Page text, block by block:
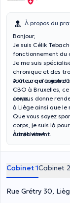
À propos du
Bonjour,
Je suis Célik
fonctionnement du
Je me suis
chronique et des
tout ce qui touche
A l’heure
CBO à Bruxelles,
corps.
Je vous donne
à Liège ainsi que le
Que vous soyez
corps, je suis là
durablement.
À très vite !
Cabinet 1Cabinet 2
Rue Grétry 30,